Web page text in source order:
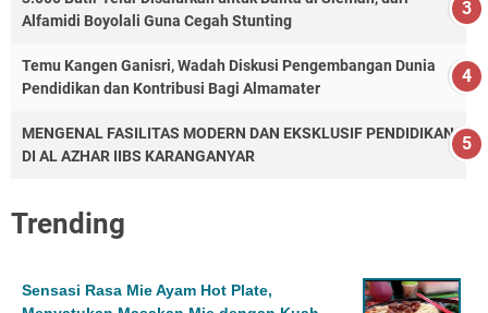
Alfamidi Boyolali Guna Cegah Stunting
Temu Kangen Ganisri, Wadah Diskusi Pengembangan Dunia
Pendidikan dan Kontribusi Bagi Almamater
MENGENAL FASILITAS MODERN DAN EKSKLUSIF PENDIDIKAN
DI AL AZHAR IIBS KARANGANYAR
Trending
Sensasi Rasa Mie Ayam Hot Plate,